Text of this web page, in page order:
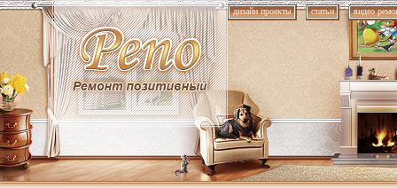
дизайн проекты статьи видео